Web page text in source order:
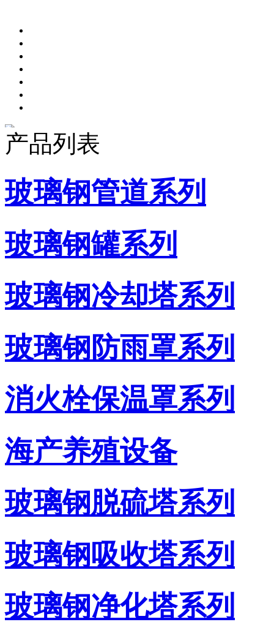
产品列表
玻璃钢管道系列
玻璃钢罐系列
玻璃钢冷却塔系列
玻璃钢防雨罩系列
消火栓保温罩系列
海产养殖设备
玻璃钢脱硫塔系列
玻璃钢吸收塔系列
玻璃钢净化塔系列